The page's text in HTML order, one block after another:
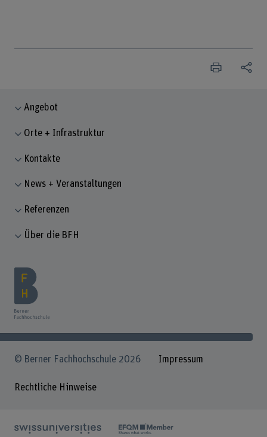
Angebot
Orte + Infrastruktur
Kontakte
News + Veranstaltungen
Referenzen
Über die BFH
© Berner Fachhochschule 2026 Impressum
Rechtliche Hinweise